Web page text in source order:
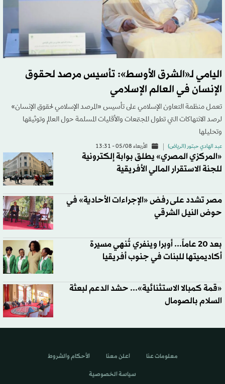
اليامي لـ«الشرق الأوسط»: تأسيس مرصد لحقوق
الإنسان في العالم الإسلامي
تعمل منظمة التعاون الإسلامي على تأسيس «المرصد الإسلامي لحقوق الإنسان»
لرصد الانتهاكات التي تطول المجتمعات والأقليات المسلمة حول العالم وتوثيقها
وتحليلها
عبد الهادي حبتور (الرياض) الأربعاء 05/08 - 13:31
«المركزي المصري» يطلق بوابة إلكترونية
للجنة الاستقرار المالي الأفريقية
مصر تشدد على رفض «الإجراءات الأحادية» في
حوض النيل الشرقي
بعد 20 عاماً... أوبرا وينفري تُنهي مسيرة
أكاديميتها للبنات في جنوب أفريقيا
«قمة كمبالا الاستثنائية»... حشد الدعم لبعثة
السلام بالصومال
معلومات عنا اعلن معنا الأحكام والشروط
سياسة الخصوصية